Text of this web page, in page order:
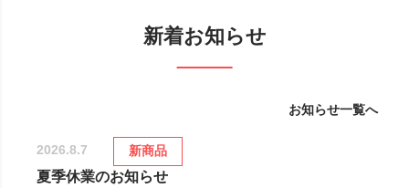
新着お知らせ
お知らせ一覧へ
2026.8.7 新商品
夏季休業のお知らせ